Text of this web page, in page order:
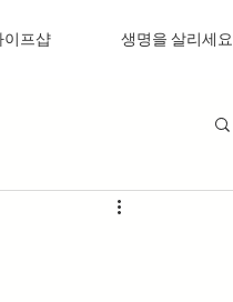
이프샵 생명을 살리세요